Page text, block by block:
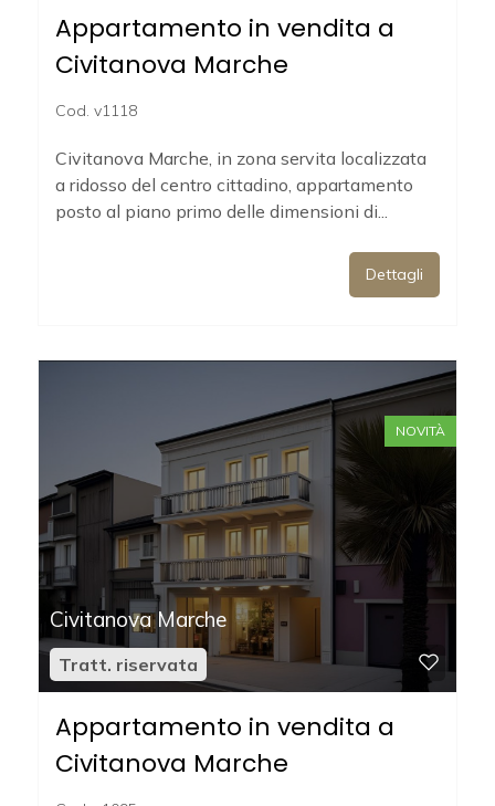
Appartamento in vendita a
Civitanova Marche
Cod. v1118
Civitanova Marche, in zona servita localizzata
a ridosso del centro cittadino, appartamento
posto al piano primo delle dimensioni di...
Dettagli
NOVITÀ
Civitanova Marche
Tratt. riservata
Appartamento in vendita a
Civitanova Marche
minime
Qualsiasi
3
5
5+
Altre
opzioni
-
multiscelta